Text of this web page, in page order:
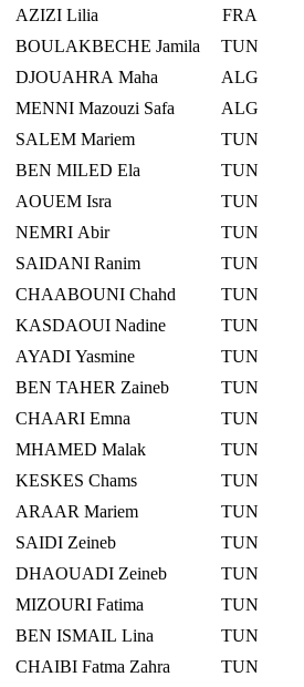
AZIZI Lilia FRA
BOULAKBECHE Jamila TUN
DJOUAHRA Maha ALG
MENNI Mazouzi Safa ALG
SALEM Mariem TUN
BEN MILED Ela TUN
AOUEM Isra TUN
NEMRI Abir TUN
SAIDANI Ranim TUN
CHAABOUNI Chahd TUN
KASDAOUI Nadine TUN
AYADI Yasmine TUN
BEN TAHER Zaineb TUN
CHAARI Emna TUN
MHAMED Malak TUN
KESKES Chams TUN
ARAAR Mariem TUN
SAIDI Zeineb TUN
DHAOUADI Zeineb TUN
MIZOURI Fatima TUN
BEN ISMAIL Lina TUN
CHAIBI Fatma Zahra TUN